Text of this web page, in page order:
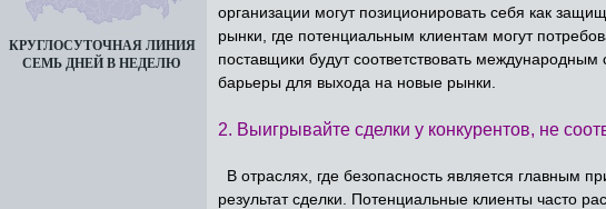
КРУГЛОСУТОЧНАЯ ЛИНИЯ
СЕМЬ ДНЕЙ В НЕДЕЛЮ
организации могут позиционировать себя как
рынки, где потенциальным клиентам могут
поставщики будут соответствовать
барьеры для выхода на новые рынки.
2. Выигрывайте сделки у конкурентов, не
В отраслях, где безопасность является главным
результат сделки. Потенциальные клиенты часто